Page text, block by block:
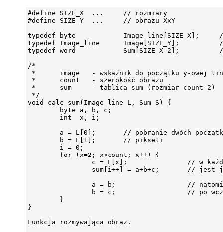
#define SIZE_X  ...     // rozmiary
#define SIZE_Y  ...     // obrazu XxY
typedef byte            Image_line[SIZE_X];
typedef Image_line      Image[SIZE_Y];
typedef word            Sum[SIZE_X-2];
/*
*      image   - wskaźnik do początku y-owej
*      count   - szerokość obrazu
*      sum     - tablica sum (rozmiar count-2)
*/
void calc_sum(Image_line L, Sum S) {
        byte a, b, c;
        int  x, i;
a = L[0];       // pobranie dwóch
        b = L[1];       // pikseli
        i = 0;
        for (x=2; x<count; x++) {
c = L[x];               // w
sum[i++] = a+b+c;       // jest
a = b;                  //
b = c;                  // po
        }
}
Funkcja rozmywająca obraz.